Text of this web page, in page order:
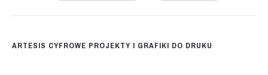
ARTESIS CYFROWE PROJEKTY I GRAFIKI DO DRUKU